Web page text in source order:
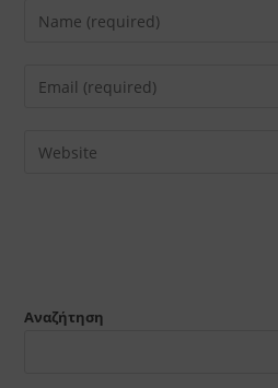
Enter
Enter
address
Enter
Αναζήτηση